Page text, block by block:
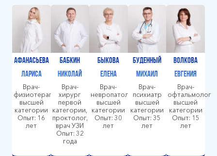
Афанасьева
Лариса
Врач-
физиотерапевт
высшей
категории
Опыт: 16
лет
Бабкин
Николай
Врач-
хирург
первой
категории,
проктолог,
врач УЗИ
Опыт: 32
года
Быкова
Елена
Врач-
невропатолог
высшей
категории
Опыт: 30
лет
Буденный
Михаил
Врач-
психиатр
высшей
категории
Опыт: 35
лет
Волкова
Евгения
Врач-
офтальмолог
высшей
категории
Опыт: 15
лет